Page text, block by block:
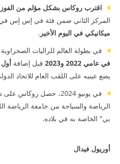
اقترب روكاس بشكل مؤلم من الفوز
المركز الثاني ضمن فئة في إس إس
ميكانيكي في اليوم الأخير .
في بطولة العالم للراليات
في عامي 2022 و2023
قبل إضافة أول
يضع عينيه على اللقب العام للاتحاد
في يونيو 2024، حصل
الرياضة والسياحة من جامعة الرياضة
بي" الخاصة به في بلاده.
أوريول فيدال